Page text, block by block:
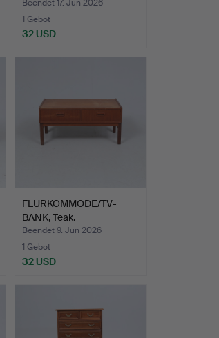
Stil, 20.…
Beendet 17. Jun 2026
1 Gebot
32 USD
FLURKOMMODE/TV-
BANK, Teak.
Beendet 9. Jun 2026
1 Gebot
32 USD